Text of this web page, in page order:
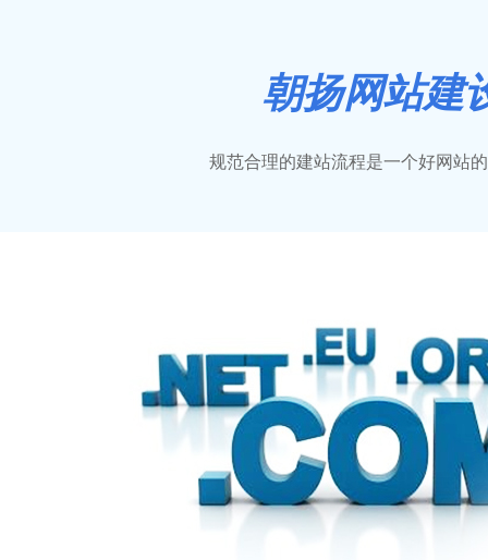
朝扬网站建
规范合理的建站流程是一个好网站